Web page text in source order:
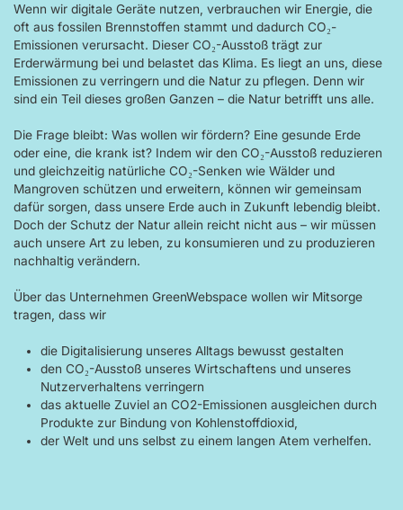
Wenn wir digitale Geräte nutzen, verbrauchen wir Energie, die
oft aus fossilen Brennstoffen stammt und dadurch CO₂-
Emissionen verursacht. Dieser CO₂-Ausstoß trägt zur
Erderwärmung bei und belastet das Klima. Es liegt an uns, diese
Emissionen zu verringern und die Natur zu pflegen. Denn wir
sind ein Teil dieses großen Ganzen – die Natur betrifft uns alle.
Die Frage bleibt: Was wollen wir fördern? Eine gesunde Erde
oder eine, die krank ist? Indem wir den CO₂-Ausstoß reduzieren
und gleichzeitig natürliche CO₂-Senken wie Wälder und
Mangroven schützen und erweitern, können wir gemeinsam
dafür sorgen, dass unsere Erde auch in Zukunft lebendig bleibt.
Doch der Schutz der Natur allein reicht nicht aus – wir müssen
auch unsere Art zu leben, zu konsumieren und zu produzieren
nachhaltig verändern.
Über das Unternehmen GreenWebspace wollen wir Mitsorge
tragen, dass wir
die Digitalisierung unseres Alltags bewusst gestalten
den CO₂-Ausstoß unseres Wirtschaftens und unseres
Nutzerverhaltens verringern
das aktuelle Zuviel an CO2-Emissionen ausgleichen durch
Produkte zur Bindung von Kohlenstoffdioxid,
der Welt und uns selbst zu einem langen Atem verhelfen.